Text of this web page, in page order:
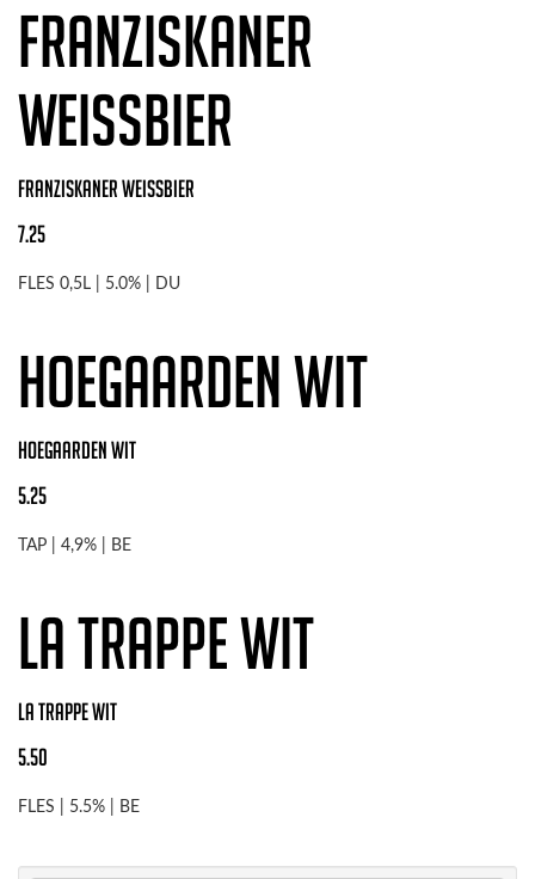
Franziskaner
Weissbier
Franziskaner Weissbier
7.25
FLES 0,5L | 5.0% | DU
Hoegaarden Wit
Hoegaarden Wit
5.25
TAP | 4,9% | BE
La Trappe Wit
La Trappe Wit
5.50
FLES | 5.5% | BE